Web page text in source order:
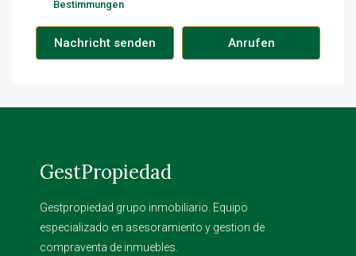
Bestimmungen
Nachricht senden Anrufen
GestPropiedad
Gestpropiedad grupo inmobiliario. Equipo
especializado en asesoramiento y gestion de
compraventa de inmuebles.